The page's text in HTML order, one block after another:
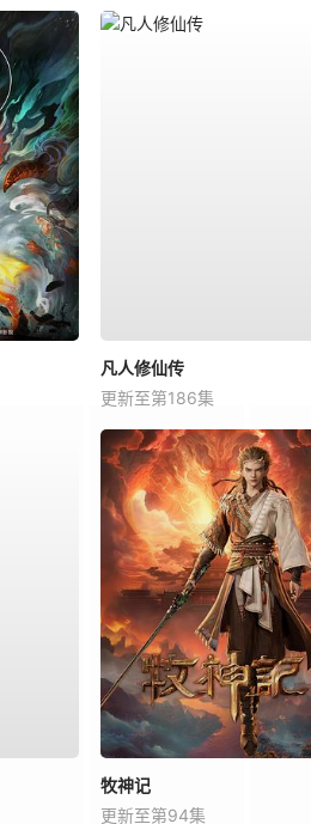
凡人修仙传
更新至第186集
牧神记
更新至第94集